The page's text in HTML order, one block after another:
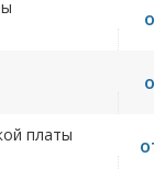
платы